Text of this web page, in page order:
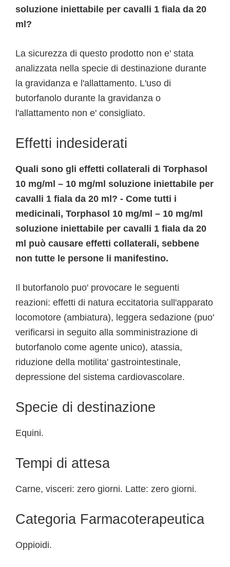
soluzione iniettabile per cavalli 1 fiala da 20
ml?
La sicurezza di questo prodotto non e' stata
analizzata nella specie di destinazione durante
la gravidanza e l'allattamento. L'uso di
butorfanolo durante la gravidanza o
l'allattamento non e' consigliato.
Effetti indesiderati
Quali sono gli effetti collaterali di Torphasol
10 mg/ml – 10 mg/ml soluzione iniettabile per
cavalli 1 fiala da 20 ml? - Come tutti i
medicinali, Torphasol 10 mg/ml – 10 mg/ml
soluzione iniettabile per cavalli 1 fiala da 20
ml può causare effetti collaterali, sebbene
non tutte le persone li manifestino.
Il butorfanolo puo' provocare le seguenti
reazioni: effetti di natura eccitatoria sull'apparato
locomotore (ambiatura), leggera sedazione (puo'
verificarsi in seguito alla somministrazione di
butorfanolo come agente unico), atassia,
riduzione della motilita' gastrointestinale,
depressione del sistema cardiovascolare.
Specie di destinazione
Equini.
Tempi di attesa
Carne, visceri: zero giorni. Latte: zero giorni.
Categoria Farmacoterapeutica
Oppioidi.